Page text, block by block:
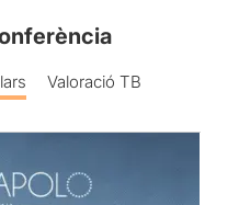
Valoració TB